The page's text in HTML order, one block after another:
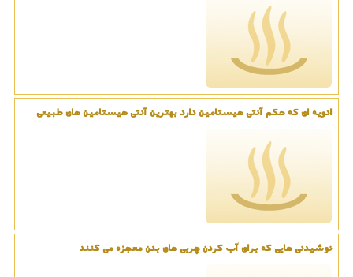
ادویه ای که حکم آنتی هیستامین دارد بهترین آنتی هیستامین های طبیعی
نوشیدنی هایی که برای آب کردن چربی های بدن معجزه می کنند